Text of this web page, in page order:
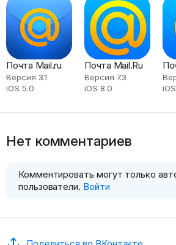
Почта Mail.ru
Версия 3.1
iOS 5.0
Почта Mail.Ru
Версия 7.3
iOS 8.0
Нет комментариев
Комментировать могут только
пользователи. Войти